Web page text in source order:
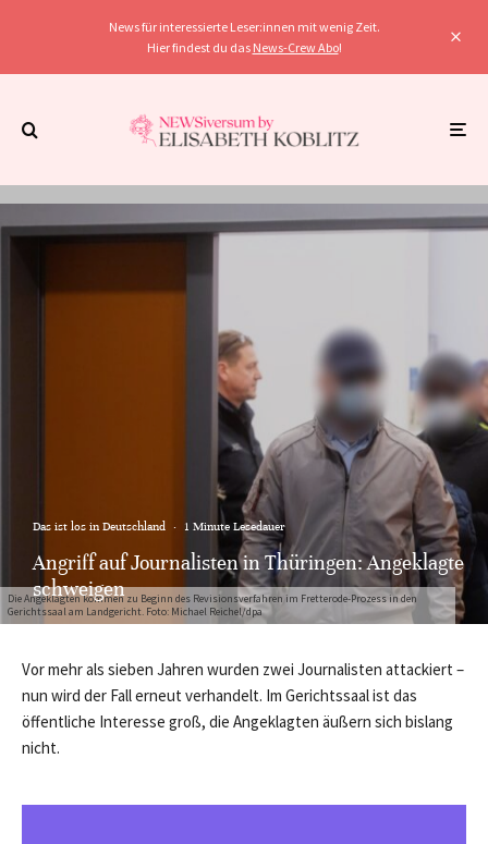
News für interessierte Leser:innen mit wenig Zeit.
Hier findest du das News-Crew Abo!
Die Angeklagten kommen zu Beginn des Revisionsverfahren im Fretterode-Prozess in den
Gerichtssaal am Landgericht. Foto: Michael Reichel/dpa
Das ist los in Deutschland · 1 Minute Lesedauer
Angriff auf Journalisten in Thüringen: Angeklagte
schweigen
Vor mehr als sieben Jahren wurden zwei Journalisten attackiert –
nun wird der Fall erneut verhandelt. Im Gerichtssaal ist das
öffentliche Interesse groß, die Angeklagten äußern sich bislang
nicht.